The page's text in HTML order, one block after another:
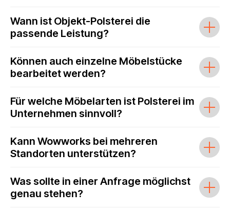
Wann ist Objekt-Polsterei die
passende Leistung?
Können auch einzelne Möbelstücke
bearbeitet werden?
Für welche Möbelarten ist Polsterei im
Unternehmen sinnvoll?
Kann Wowworks bei mehreren
Standorten unterstützen?
Was sollte in einer Anfrage möglichst
genau stehen?